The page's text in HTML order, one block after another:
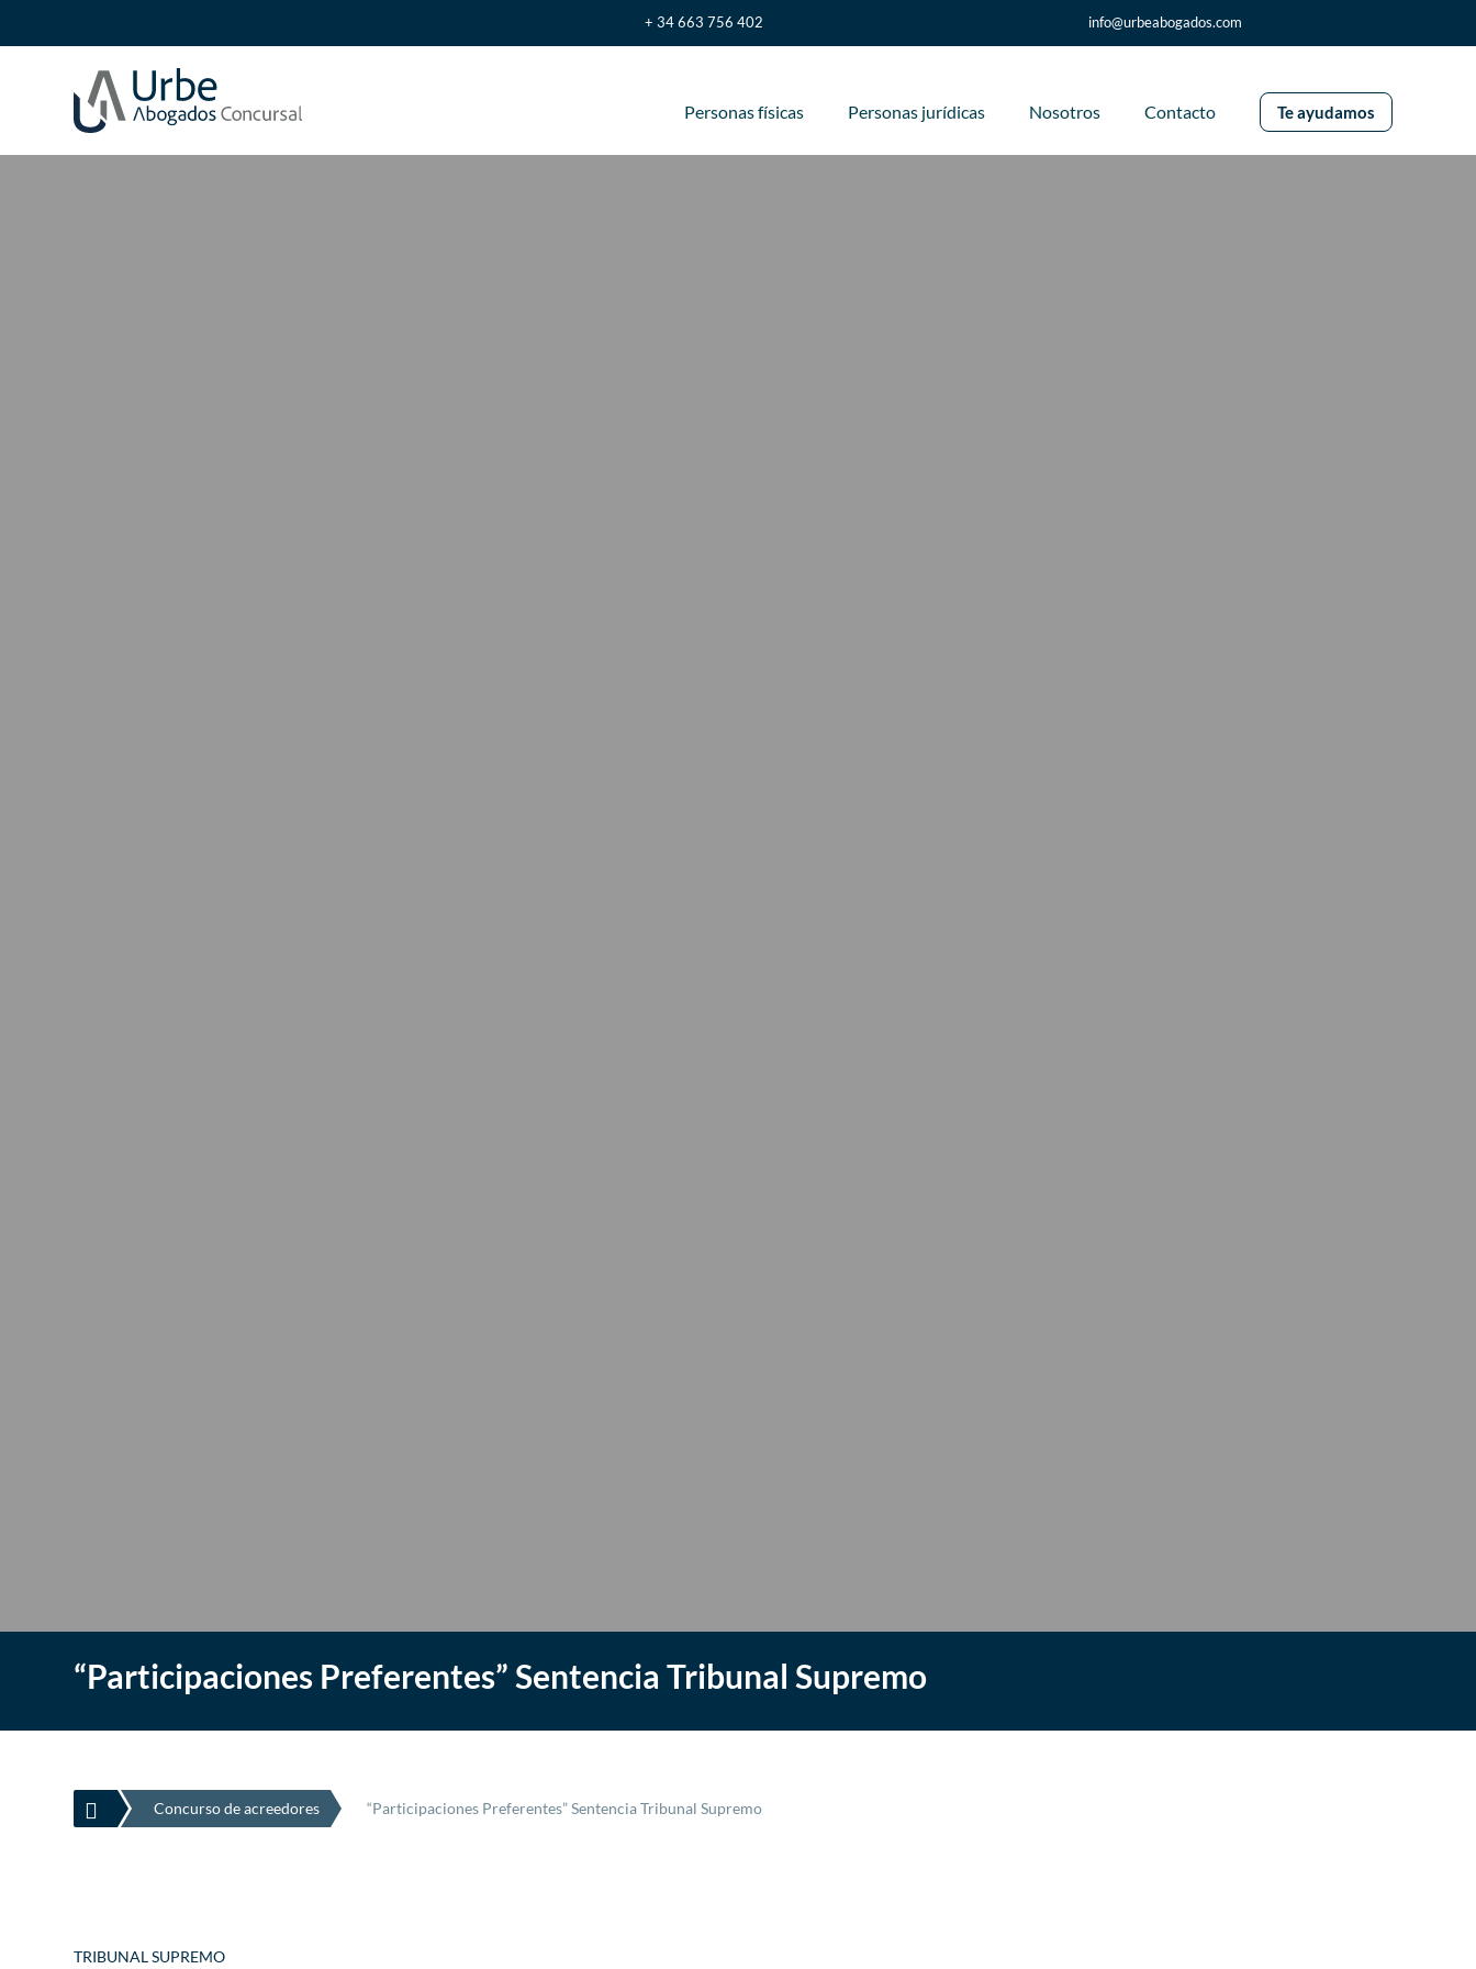
+ 34 663 756 402 info@urbeabogados.com
Personas físicas Personas jurídicas Nosotros Contacto Te ayudamos
“Participaciones Preferentes” Sentencia Tribunal Supremo
 Concurso de acreedores “Participaciones Preferentes” Sentencia Tribunal Supremo
TRIBUNAL SUPREMO